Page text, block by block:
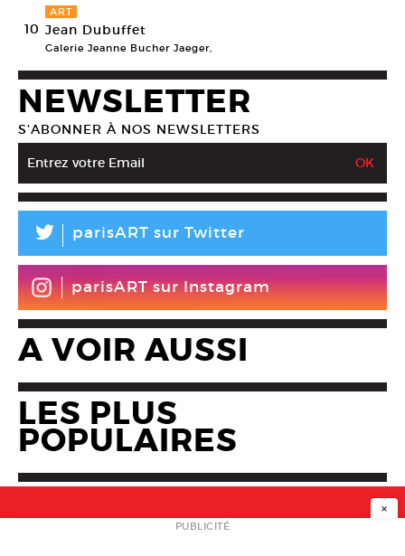
10
ART
Jean Dubuffet
Galerie Jeanne Bucher Jaeger,
NEWSLETTER
S’ABONNER À NOS NEWSLETTERS
L parisART sur Twitter
parisART sur Instagram
A VOIR AUSSI
LES PLUS
POPULAIRES
NEWSLETTER
×
PUBLICITÉ